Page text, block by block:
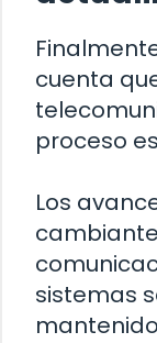
cuenta
proceso
Los
sistemas